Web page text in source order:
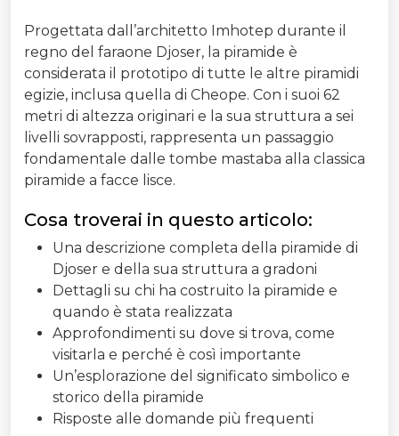
Progettata dall’architetto Imhotep durante il
regno del faraone Djoser, la piramide è
considerata il prototipo di tutte le altre piramidi
egizie, inclusa quella di Cheope. Con i suoi 62
metri di altezza originari e la sua struttura a sei
livelli sovrapposti, rappresenta un passaggio
fondamentale dalle tombe mastaba alla classica
piramide a facce lisce.
Cosa troverai in questo articolo:
Una descrizione completa della piramide di
Djoser e della sua struttura a gradoni
Dettagli su chi ha costruito la piramide e
quando è stata realizzata
Approfondimenti su dove si trova, come
visitarla e perché è così importante
Un’esplorazione del significato simbolico e
storico della piramide
Risposte alle domande più frequenti